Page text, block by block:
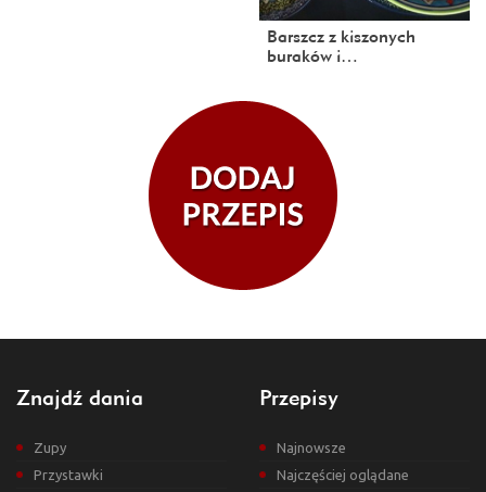
Barszcz z kiszonych
buraków i…
Znajdź dania
Zupy
Przystawki
Przepisy
Najnowsze
Najczęściej oglądane